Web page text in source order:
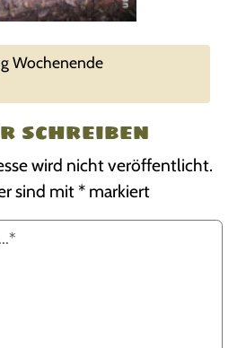
Wochenende
schreiben
wird nicht veröffentlicht.
sind mit* markiert